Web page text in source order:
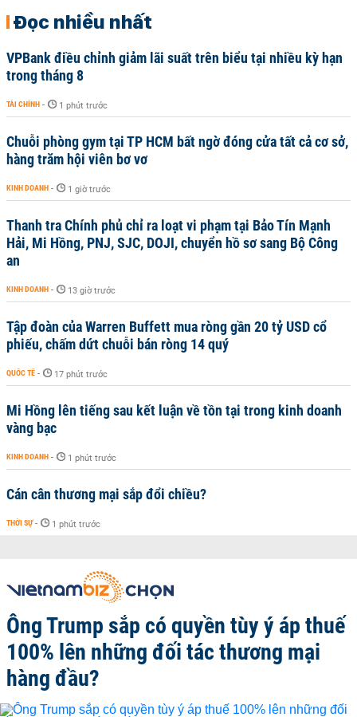
Đọc nhiều nhất
VPBank điều chỉnh giảm lãi suất trên biểu tại nhiều kỳ hạn
trong tháng 8
TÀI CHÍNH - 1 phút trước
Chuỗi phòng gym tại TP HCM bất ngờ đóng cửa tất cả cơ sở,
hàng trăm hội viên bơ vơ
KINH DOANH - 1 giờ trước
Thanh tra Chính phủ chỉ ra loạt vi phạm tại Bảo Tín Mạnh
Hải, Mi Hồng, PNJ, SJC, DOJI, chuyển hồ sơ sang Bộ Công
an
KINH DOANH - 13 giờ trước
Tập đoàn của Warren Buffett mua ròng gần 20 tỷ USD cổ
phiếu, chấm dứt chuỗi bán ròng 14 quý
QUỐC TẾ - 17 phút trước
Mi Hồng lên tiếng sau kết luận về tồn tại trong kinh doanh
vàng bạc
KINH DOANH - 1 phút trước
Cán cân thương mại sắp đổi chiều?
THỜI SỰ - 1 phút trước
Ông Trump sắp có quyền tùy ý áp thuế
100% lên những đối tác thương mại
hàng đầu?